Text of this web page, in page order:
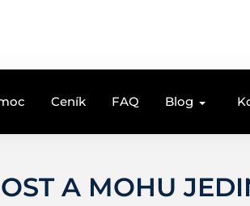
Ceník FAQ Blog
A MOHU